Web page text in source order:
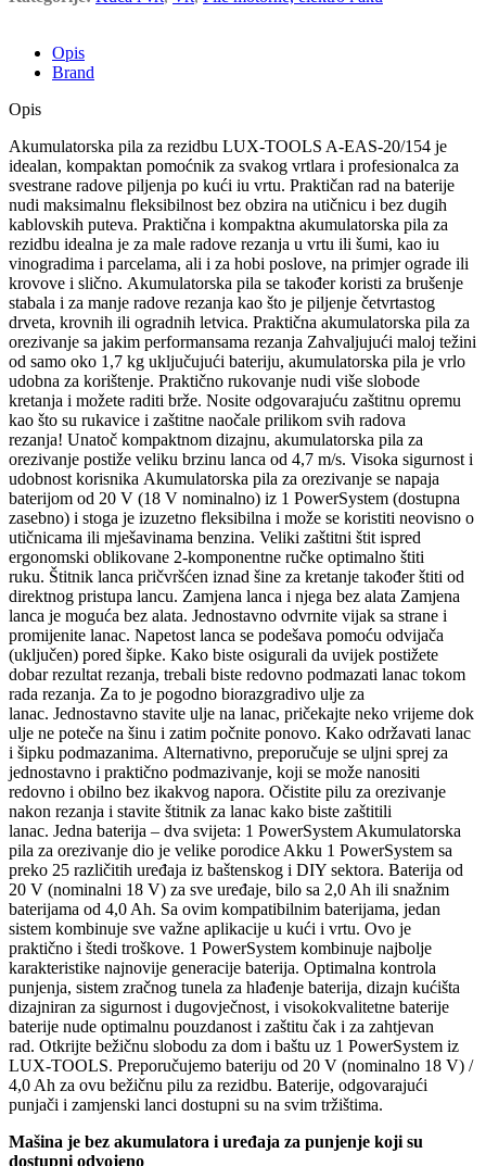
Opis
Brand
Opis
Akumulatorska pila za rezidbu LUX-TOOLS A-EAS-20/154 je
idealan, kompaktan pomoćnik za svakog vrtlara i profesionalca za
svestrane radove piljenja po kući iu vrtu. Praktičan rad na baterije
nudi maksimalnu fleksibilnost bez obzira na utičnicu i bez dugih
kablovskih puteva. Praktična i kompaktna akumulatorska pila za
rezidbu idealna je za male radove rezanja u vrtu ili šumi, kao iu
vinogradima i parcelama, ali i za hobi poslove, na primjer ograde ili
krovove i slično. Akumulatorska pila se također koristi za brušenje
stabala i za manje radove rezanja kao što je piljenje četvrtastog
drveta, krovnih ili ogradnih letvica. Praktična akumulatorska pila za
orezivanje sa jakim performansama rezanja Zahvaljujući maloj težini
od samo oko 1,7 kg uključujući bateriju, akumulatorska pila je vrlo
udobna za korištenje. Praktično rukovanje nudi više slobode
kretanja i možete raditi brže. Nosite odgovarajuću zaštitnu opremu
kao što su rukavice i zaštitne naočale prilikom svih radova
rezanja! Unatoč kompaktnom dizajnu, akumulatorska pila za
orezivanje postiže veliku brzinu lanca od 4,7 m/s. Visoka sigurnost i
udobnost korisnika Akumulatorska pila za orezivanje se napaja
baterijom od 20 V (18 V nominalno) iz 1 PowerSystem (dostupna
zasebno) i stoga je izuzetno fleksibilna i može se koristiti neovisno o
utičnicama ili mješavinama benzina. Veliki zaštitni štit ispred
ergonomski oblikovane 2-komponentne ručke optimalno štiti
ruku. Štitnik lanca pričvršćen iznad šine za kretanje također štiti od
direktnog pristupa lancu. Zamjena lanca i njega bez alata Zamjena
lanca je moguća bez alata. Jednostavno odvrnite vijak sa strane i
promijenite lanac. Napetost lanca se podešava pomoću odvijača
(uključen) pored šipke. Kako biste osigurali da uvijek postižete
dobar rezultat rezanja, trebali biste redovno podmazati lanac tokom
rada rezanja. Za to je pogodno biorazgradivo ulje za
lanac. Jednostavno stavite ulje na lanac, pričekajte neko vrijeme dok
ulje ne poteče na šinu i zatim počnite ponovo. Kako održavati lanac
i šipku podmazanima. Alternativno, preporučuje se uljni sprej za
jednostavno i praktično podmazivanje, koji se može nanositi
redovno i obilno bez ikakvog napora. Očistite pilu za orezivanje
nakon rezanja i stavite štitnik za lanac kako biste zaštitili
lanac. Jedna baterija – dva svijeta: 1 PowerSystem Akumulatorska
pila za orezivanje dio je velike porodice Akku 1 PowerSystem sa
preko 25 različitih uređaja iz baštenskog i DIY sektora. Baterija od
20 V (nominalni 18 V) za sve uređaje, bilo sa 2,0 Ah ili snažnim
baterijama od 4,0 Ah. Sa ovim kompatibilnim baterijama, jedan
sistem kombinuje sve važne aplikacije u kući i vrtu. Ovo je
praktično i štedi troškove. 1 PowerSystem kombinuje najbolje
karakteristike najnovije generacije baterija. Optimalna kontrola
punjenja, sistem zračnog tunela za hlađenje baterija, dizajn kućišta
dizajniran za sigurnost i dugovječnost, i visokokvalitetne baterije
baterije nude optimalnu pouzdanost i zaštitu čak i za zahtjevan
rad. Otkrijte bežičnu slobodu za dom i baštu uz 1 PowerSystem iz
LUX-TOOLS. Preporučujemo bateriju od 20 V (nominalno 18 V) /
4,0 Ah za ovu bežičnu pilu za rezidbu. Baterije, odgovarajući
punjači i zamjenski lanci dostupni su na svim tržištima.
Mašina je bez akumulatora i uređaja za punjenje koji su
dostupni odvojeno